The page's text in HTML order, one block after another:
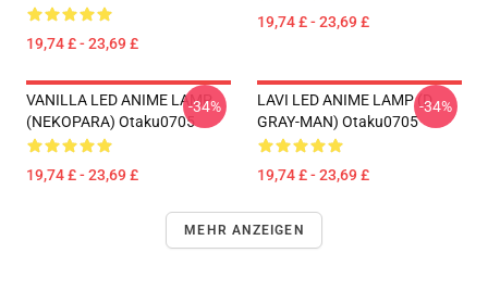
19,74 £ - 23,69 £
19,74 £ - 23,69 £
VANILLA LED ANIME LAMP
(NEKOPARA) Otaku0705
19,74 £ - 23,69 £
-34%
LAVI LED ANIME LAMP (D.
GRAY-MAN) Otaku0705
19,74 £ - 23,69 £
-34%
MEHR ANZEIGEN